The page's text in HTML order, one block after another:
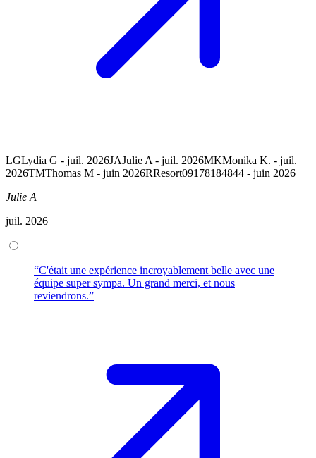
LGLydia G - juil. 2026JAJulie A - juil. 2026MKMonika K. - juil.
2026TMThomas M - juin 2026RResort09178184844 - juin 2026
Julie A
juil. 2026
“C'était une expérience incroyablement belle avec une
équipe super sympa. Un grand merci, et nous
reviendrons.”